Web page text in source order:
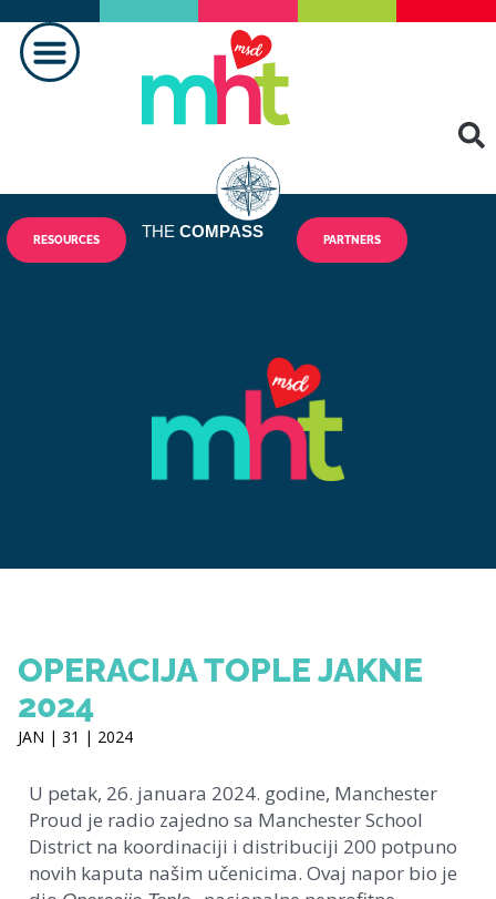
RESOURCES THE COMPASS PARTNERS
OPERACIJA TOPLE JAKNE
2024
JAN | 31 | 2024
U petak, 26. januara 2024. godine, Manchester
Proud je radio zajedno sa Manchester School
District na koordinaciji i distribuciji 200 potpuno
novih kaputa našim učenicima. Ovaj napor bio je